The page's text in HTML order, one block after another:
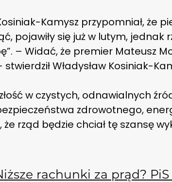
Kosiniak-Kamysz przypomniał, że
pojawiły się już w lutym, jednak
– Widać, że premier Mateusz
Władysław Kosiniak-
w czystych, odnawialnych
zdrowotnego,
rząd będzie chciał tę szansę
rachunki za prąd?